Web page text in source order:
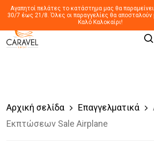
Αγαπητοί πελάτες το κατάστημα μας θα
30/7 έως 21/8. Όλες οι παραγγελίες θα αποσταλούν
Καλό Καλοκαίρι!
Skip
mainProducts
search
Αρχική σελίδα Επαγγελματικά
Εκπτώσεων Sale Airplane